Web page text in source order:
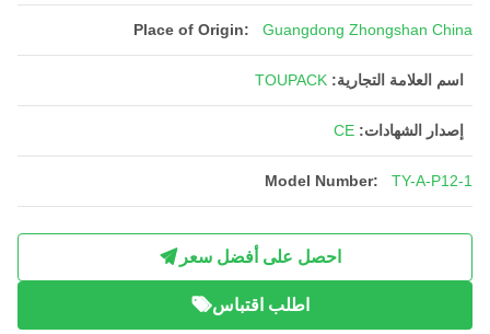
Place of Origin: Guangdong Zhongshan China
اسم العلامة التجارية: TOUPACK
إصدار الشهادات: CE
Model Number: TY-A-P12-1
احصل على أفضل سعر
اطلب اقتباس